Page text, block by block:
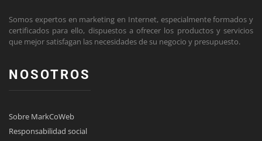
Somos expertos en marketing en Internet, especialmente formados y
certificados para ello, dispuestos a ofrecer los productos y servicios
que mejor satisfagan las necesidades de su negocio y presupuesto.
NOSOTROS
Sobre MarkCoWeb
Responsabilidad social